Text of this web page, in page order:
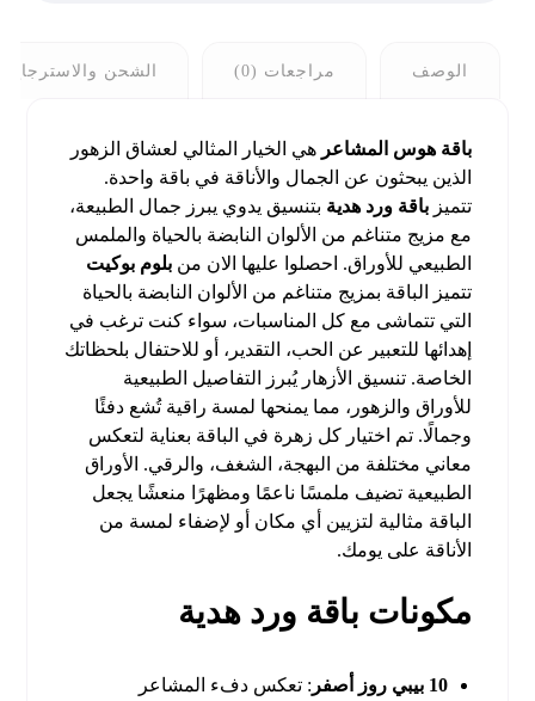
الوصف مراجعات (0) الشحن والاسترجاع
باقة هوس المشاعر هي الخيار المثالي لعشاق الزهور
الذين يبحثون عن الجمال والأناقة في باقة واحدة.
تتميزباقة ورد هدية بتنسيق يدوي يبرز جمال الطبيعة،
مع مزيج متناغم من الألوان النابضة بالحياة والملمس
الطبيعي للأوراق. احصلوا عليها الان من بلوم بوكيت
تتميز الباقة بمزيج متناغم من الألوان النابضة بالحياة
التي تتماشى مع كل المناسبات، سواء كنت ترغب في
إهدائها للتعبير عن الحب، التقدير، أو للاحتفال بلحظاتك
الخاصة. تنسيق الأزهار يُبرز التفاصيل الطبيعية
للأوراق والزهور، مما يمنحها لمسة راقية تُشع دفئًا
وجمالًا. تم اختيار كل زهرة في الباقة بعناية لتعكس
معاني مختلفة من البهجة، الشغف، والرقي. الأوراق
الطبيعية تضيف ملمسًا ناعمًا ومظهرًا منعشًا يجعل
الباقة مثالية لتزيين أي مكان أو لإضفاء لمسة من
الأناقة على يومك.
مكونات باقة ورد هدية
10 بيبي روز أصفر
: تعكس دفء المشاعر